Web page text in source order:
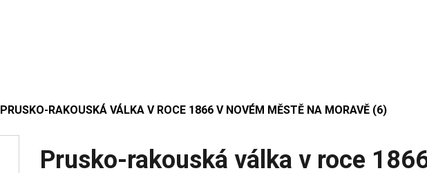
PRUSKO-RAKOUSKÁ VÁLKA V ROCE 1866 V NOVÉM MĚSTĚ NA MORAVĚ (6)
Prusko-rakouská válka v roce